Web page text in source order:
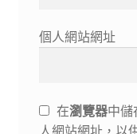
個人網站網址
在瀏覽器中儲
人網站網址，以